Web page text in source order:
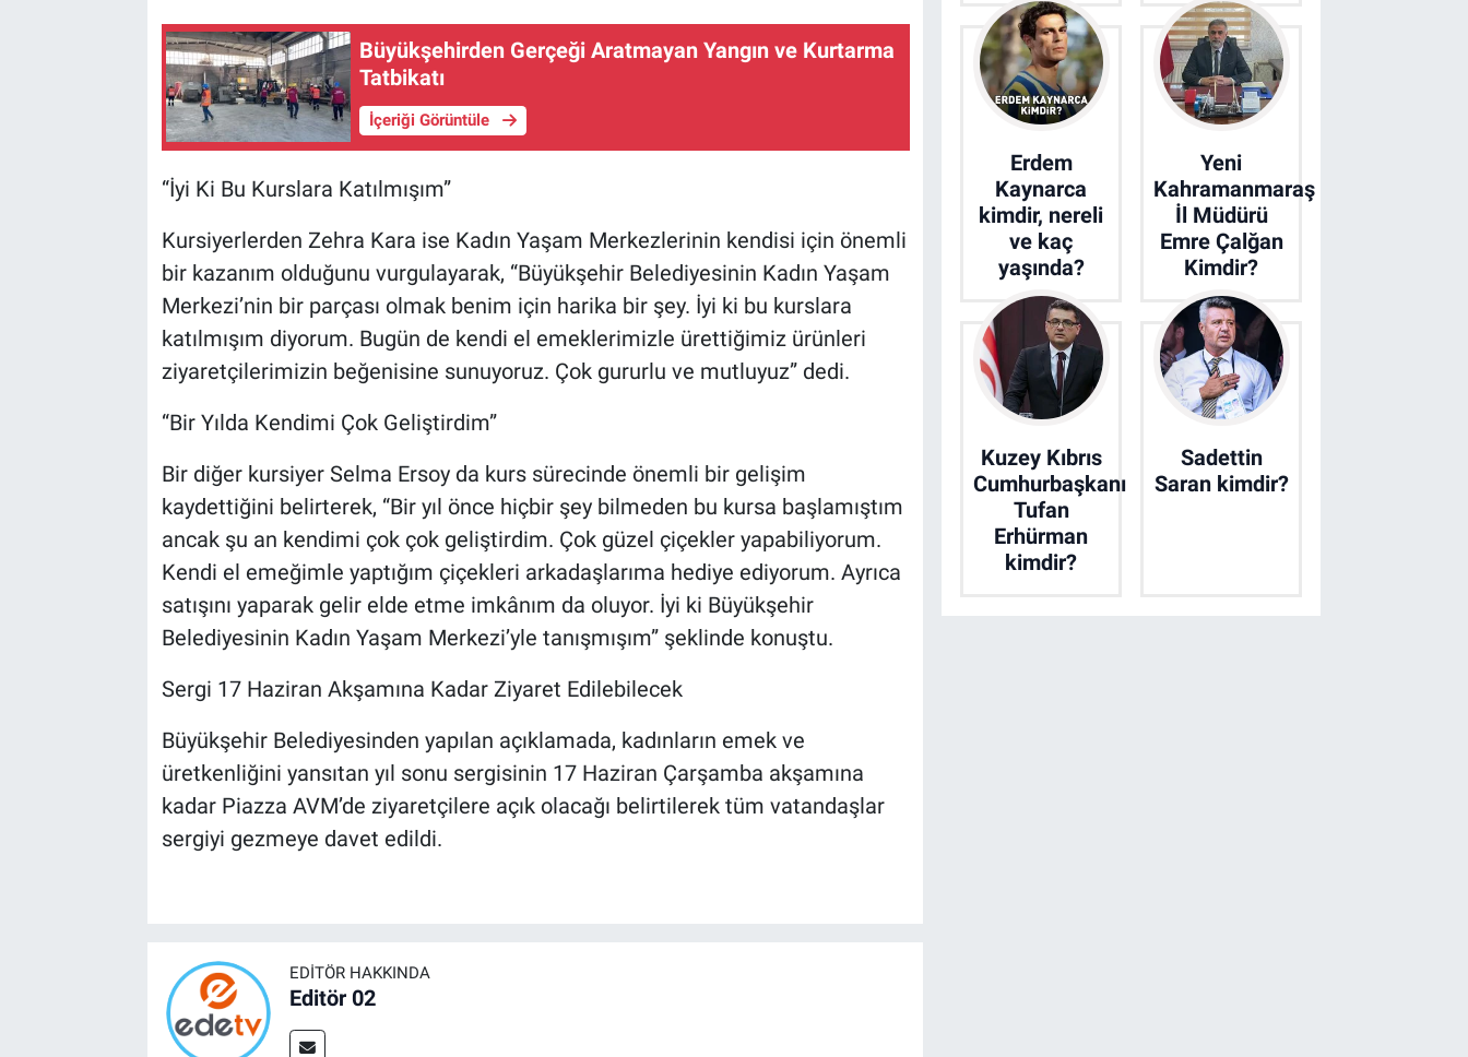
Büyükşehirden Gerçeği Aratmayan Yangın ve Kurtarma
Tatbikatı
İçeriği Görüntüle
“İyi Ki Bu Kurslara Katılmışım”
Kursiyerlerden Zehra Kara ise Kadın Yaşam Merkezlerinin kendisi için önemli
bir kazanım olduğunu vurgulayarak, “Büyükşehir Belediyesinin Kadın Yaşam
Merkezi’nin bir parçası olmak benim için harika bir şey. İyi ki bu kurslara
katılmışım diyorum. Bugün de kendi el emeklerimizle ürettiğimiz ürünleri
ziyaretçilerimizin beğenisine sunuyoruz. Çok gururlu ve mutluyuz” dedi.
“Bir Yılda Kendimi Çok Geliştirdim”
Bir diğer kursiyer Selma Ersoy da kurs sürecinde önemli bir gelişim
kaydettiğini belirterek, “Bir yıl önce hiçbir şey bilmeden bu kursa başlamıştım
ancak şu an kendimi çok çok geliştirdim. Çok güzel çiçekler yapabiliyorum.
Kendi el emeğimle yaptığım çiçekleri arkadaşlarıma hediye ediyorum. Ayrıca
satışını yaparak gelir elde etme imkânım da oluyor. İyi ki Büyükşehir
Belediyesinin Kadın Yaşam Merkezi’yle tanışmışım” şeklinde konuştu.
Sergi 17 Haziran Akşamına Kadar Ziyaret Edilebilecek
Büyükşehir Belediyesinden yapılan açıklamada, kadınların emek ve
üretkenliğini yansıtan yıl sonu sergisinin 17 Haziran Çarşamba akşamına
kadar Piazza AVM’de ziyaretçilere açık olacağı belirtilerek tüm vatandaşlar
sergiyi gezmeye davet edildi.
EDITÖR HAKKINDA
Editör 02
Erdem
Kaynarca
kimdir, nereli
ve kaç
yaşında?
Yeni
Kahramanmaraş
İl Müdürü
Emre Çalğan
Kimdir?
Kuzey Kıbrıs
Cumhurbaşkanı
Tufan
Erhürman
kimdir?
Sadettin
Saran kimdir?